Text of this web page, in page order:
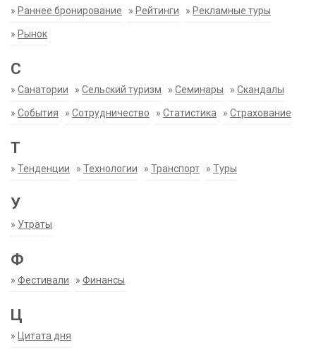
» Раннее бронирование » Рейтинги » Рекламные туры
» Рынок
С
» Санатории » Сельский туризм » Семинары » Скандалы
» События » Сотрудничество » Статистика » Страхование
Т
» Тенденции » Технологии » Транспорт » Туры
У
» Утраты
Ф
» Фестивали » Финансы
Ц
» Цитата дня